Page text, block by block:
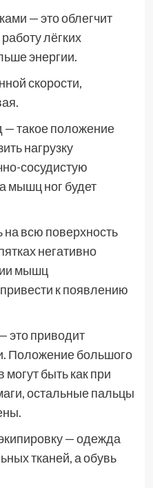
— это облегчит
лёгких
энергии.
скорости,
— такое положение
нагрузку
сосудистую
мышц ног будет
на всю поверхность
негативно
мышц
к появлению
это приводит
Положение большого
могут быть как при
остальные пальцы
— одежда
тканей, а обувь